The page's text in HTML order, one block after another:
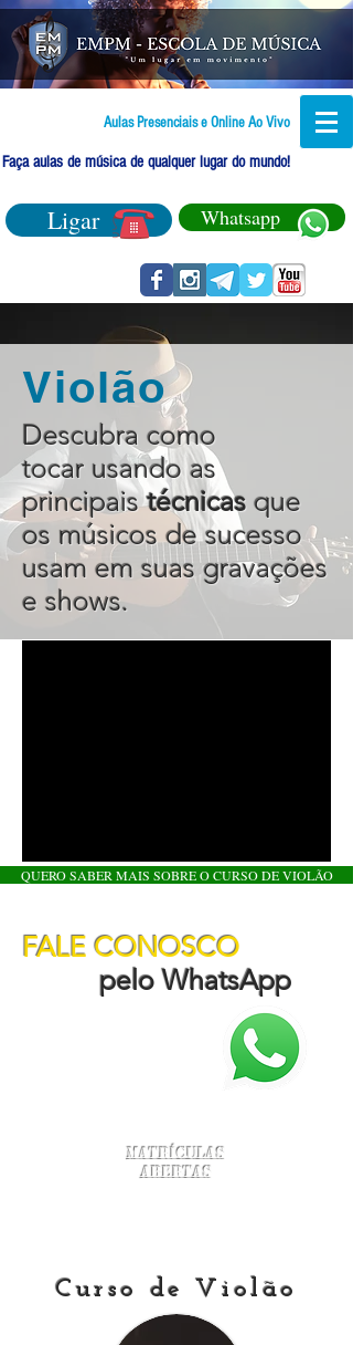
Aulas Presenciais e Online Ao Vivo
Faça aulas de música de qualquer lugar do mundo!
Ligar Whatsapp
Violão
Descubra como
tocar usando as
principaistécnicas que
os músicos de sucesso
usam em suas gravações
e shows.
QUERO SABER MAIS SOBRE O CURSO DE VIOLÃO
FALE CONOSCO
pelo WhatsApp
Matrículas
Abertas
Curso de Violão